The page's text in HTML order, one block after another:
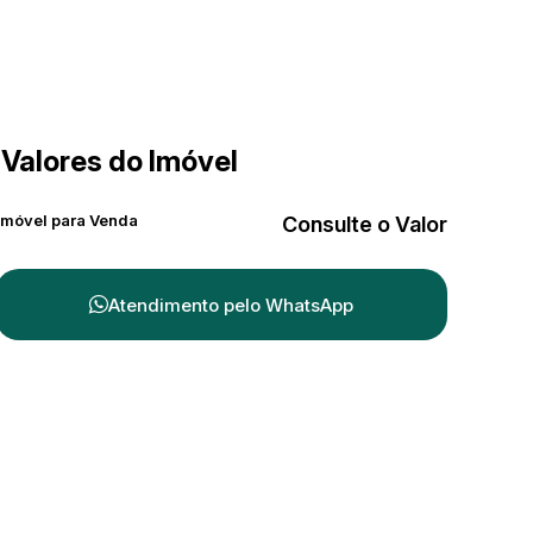
Valores do Imóvel
Consulte o Valor
para Venda
Atendimento pelo WhatsApp